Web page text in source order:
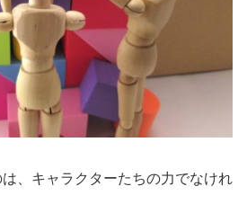
、キャラクターたちの力でなけれ